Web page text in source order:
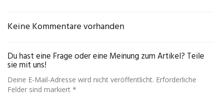
Keine Kommentare vorhanden
Du hast eine Frage oder eine Meinung zum Artikel? Teile
sie mit uns!
Deine E-Mail-Adresse wird nicht veröffentlicht. Erforderliche
Felder sind markiert *